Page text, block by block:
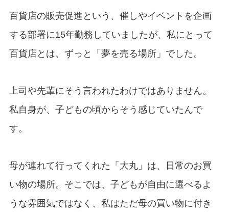
百貨店の販売促進という、催しやイベントを企画
する部署に15年勤務していましたが、私にとって
百貨店とは、ずっと「夢を売る場所」でした。
上司や先輩にそう言われたわけではありません。
私自身が、子どもの頃からそう感じていたんで
す。
母が連れて行ってくれた「大丸」は、日常のお買
い物の場所。そこでは、子どもが自由に選べるよ
うな雰囲気ではなく、私はただ母の買い物に付き